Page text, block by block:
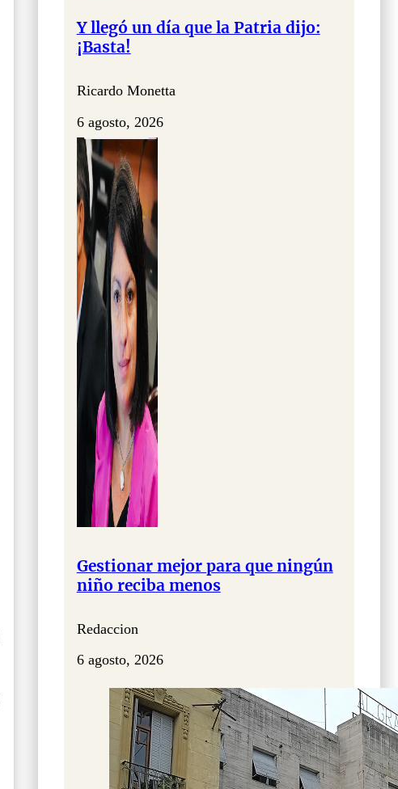
Y llegó un día que la Patria dijo:
¡Basta!
Ricardo Monetta
6 agosto, 2026
Gestionar mejor para que ningún
niño reciba menos
Redaccion
6 agosto, 2026